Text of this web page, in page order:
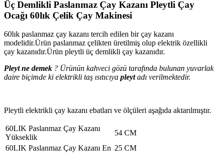
adet
Üç Demlikli Paslanmaz Çay Kazanı Pleytli Çay
Ocağı 60lık Çelik Çay Makinesi
60lık paslanmaz çay kazanı tercih edilen bir çay kazanı
modelidir.Ürün paslanmaz çelikten üretilmiş olup elektrik özellikli
çay kazanıdır.Ürün pleytli üç demlikli çay kazanıdır.
Pleyt ne demek ? Ürünün kahveci gözü tarafında bulunan yuvarlak
daire biçimde ki elektrikli taş ısıtıcıya pleytadı verilmektedir.
Pleytli elektrikli çay kazanı ebatları ve ölçüleri aşağıda aktarılmıştır.
60LIK Paslanmaz Çay Kazanı
Yükseklik
54 CM
60LIK Paslanmaz Çay Kazanı En 25 CM